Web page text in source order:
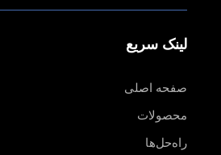
لینک سریع
صفحه اصلی
محصولات
راه‌حل‌ها